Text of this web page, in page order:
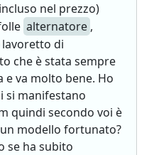
nel prezzo)
alternatore ,
di
che è stata sempre
va molto bene. Ho
si manifestano
quindi secondo voi è
modello fortunato?
se ha subito